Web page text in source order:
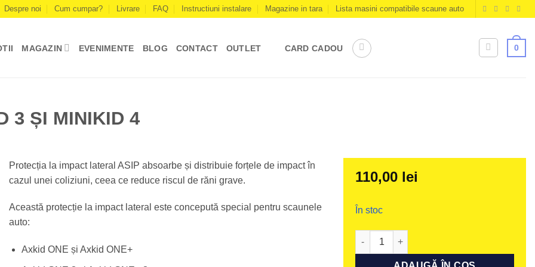
Despre noi Cum cumpar? Livrare FAQ Instructiuni instalare Magazine in tara Lista masini compatibile scaune auto
MAGAZIN EVENIMENTE BLOG CONTACT OUTLET CARD CADOU 0
3 ȘI MINIKID 4
Protecția la impact lateral ASIP absoarbe și distribuie forțele de impact în
cazul unei coliziuni, ceea ce reduce riscul de răni grave.
Această protecție la impact lateral este concepută special pentru scaunele
auto:
Axkid ONE și Axkid ONE+
110,00 lei
În stoc
Cantitate ASIP ONE, Movekid, Minikid 3 și